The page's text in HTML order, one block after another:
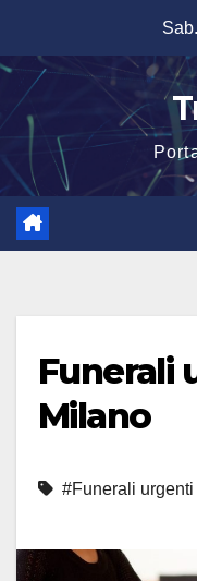
contenuto
Funerali
Milano
#Funerali